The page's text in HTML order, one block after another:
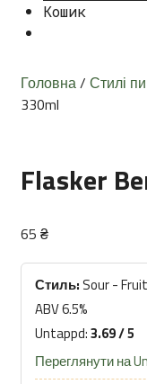
Кошик
Головна/ Стилі
330ml
Flasker
65 ₴
Стиль: Sour -
ABV 6.5%
Untappd:3.69 / 5
Переглянути на